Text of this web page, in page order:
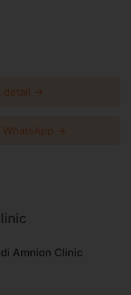
detail →
WhatsApp →
Amnion Clinic